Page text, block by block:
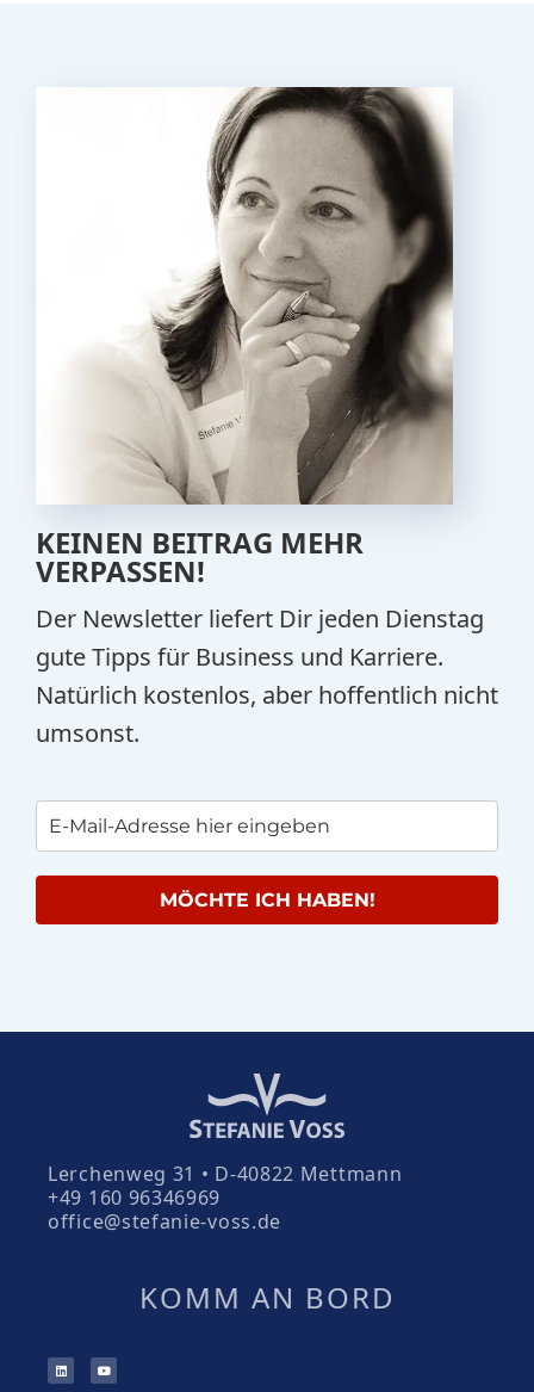
KEINEN BEITRAG MEHR
VERPASSEN!
Der Newsletter liefert Dir jeden Dienstag
gute Tipps für Business und Karriere.
Natürlich kostenlos, aber hoffentlich nicht
umsonst.
MÖCHTE ICH HABEN!
Lerchenweg 31 • D-40822 Mettmann
+49 160 96346969
office@stefanie-voss.de
KOMM AN BORD